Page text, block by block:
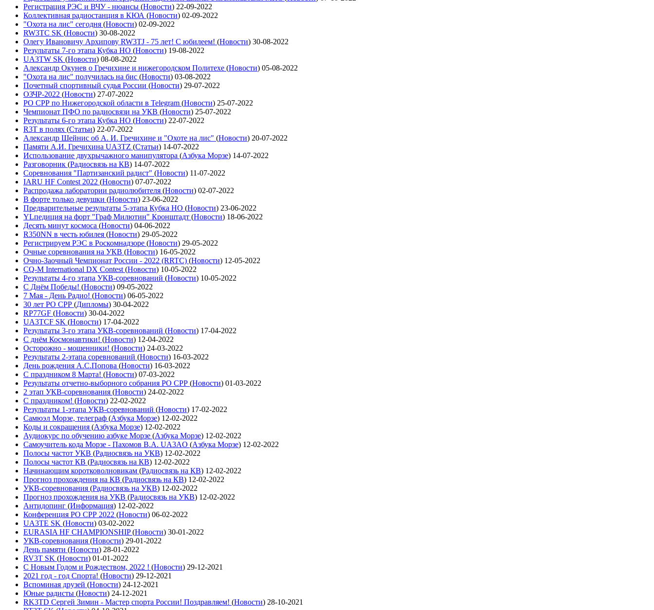
Регистрация РЭС и ВЧУ - нюансы (Новости) 22-09-2022
Коллективная радиостанция в КЮА (Новости) 02-09-2022
"Охота на лис" сегодня (Новости) 02-09-2022
RW3TC SK (Новости) 30-08-2022
Олегу Ивановичу Архипову RW3TJ - 75 лет! С юбилеем! (Новости) 30-08-2022
Результаты 7-го этапа Кубка НО (Новости) 19-08-2022
UA3TW SK (Новости) 08-08-2022
Александр Окунев о Гречихине и нижегородском Политехе (Новости) 05-08-2022
"Охота на лис" получилась на бис (Новости) 03-08-2022
Почетный спортивный судья России (Новости) 29-07-2022
ОЗЧР-2022 (Новости) 27-07-2022
РО СРР по Нижегородской области в Telegram (Новости) 25-07-2022
Чемпионат ПФО по радиосвязи на УКВ (Новости) 25-07-2022
Результаты 6-го этапа Кубка НО (Новости) 22-07-2022
R3T в полях (Статьи) 22-07-2022
Александр Шейнис об А. И. Гречихине и "Охоте на лис" (Новости) 20-07-2022
Памяти А.И. Гречихина UA3TZ (Статьи) 14-07-2022
Использование двухрычажного манипулятора (Азбука Морзе) 14-07-2022
Разговорник (Радиосвязь на КВ) 14-07-2022
Соревнования "Партизанский радист" (Новости) 11-07-2022
IARU HF Contest 2022 (Новости) 07-07-2022
Распродажа лаборатории радиолюбителя (Новости) 02-07-2022
В форте только девушки (Новости) 23-06-2022
Предварительные результаты 5-этапа Кубка НО (Новости) 23-06-2022
YLпедиция на форт "Граф Милютин" Кронштадт (Новости) 18-06-2022
Десять минут космоса (Новости) 04-06-2022
R350NN в честь юбилея (Новости) 29-05-2022
Регистрируем РЭС в Роскомнадзоре (Новости) 29-05-2022
Очные соревнования на УКВ (Новости) 16-05-2022
Очно-Заочный Чемпионат России - 2022 (RRTC) (Новости) 12-05-2022
CQ-M International DX Contest (Новости) 10-05-2022
Результаты 4-го этапа УКВ-соревнований (Новости) 10-05-2022
С Днём Победы! (Новости) 09-05-2022
7 Мая - День Радио! (Новости) 06-05-2022
30 лет РО СРР (Дипломы) 30-04-2022
RP77GF (Новости) 30-04-2022
UA3TCF SK (Новости) 17-04-2022
Результаты 3-го этапа УКВ-соревнований (Новости) 17-04-2022
С днём Космонавтики! (Новости) 12-04-2022
Осторожно - мошенники! (Новости) 24-03-2022
Результаты 2-этапа соревнований (Новости) 16-03-2022
День рождения А.С.Попова (Новости) 16-03-2022
С праздником 8 Марта! (Новости) 07-03-2022
Результаты отчетно-выборного собрания РО СРР (Новости) 01-03-2022
2 этап УКВ-соревнования (Новости) 24-02-2022
С праздником! (Новости) 22-02-2022
Результаты 1-этапа УКВ-соревнований (Новости) 17-02-2022
Самюэл Морзе, телеграф (Азбука Морзе) 12-02-2022
Коды и сокращения (Азбука Морзе) 12-02-2022
Аудиокурс по обучению азбуке Морзе (Азбука Морзе) 12-02-2022
Самоучитель кода Морзе - Пахомов В.А. UA3AO (Азбука Морзе) 12-02-2022
Полосы частот УКВ (Радиосвязь на УКВ) 12-02-2022
Полосы частот КВ (Радиосвязь на КВ) 12-02-2022
Начинающим коротковолновикам (Радиосвязь на КВ) 12-02-2022
Прогноз прохождения на КВ (Радиосвязь на КВ) 12-02-2022
УКВ-соревнования (Радиосвязь на УКВ) 12-02-2022
Прогноз прохождения на УКВ (Радиосвязь на УКВ) 12-02-2022
Антидопинг (Информация) 12-02-2022
Конференция РО СРР 2022 (Новости) 06-02-2022
UA3TE SK (Новости) 03-02-2022
EURASIA HF CHAMPIONSHIP(Новости) 30-01-2022
УКВ-соревнования (Новости) 29-01-2022
День памяти (Новости) 28-01-2022
RV3T SK (Новости) 01-01-2022
С Новым Годом и Рождеством, 2022 ! (Новости) 29-12-2021
2021 год - год Cпорта! (Новости) 29-12-2021
Вспоминая друзей (Новости) 24-12-2021
Юные радисты (Новости) 24-12-2021
RK3TD Сергей Зимин - Мастер спорта России! Поздравляем! (Новости) 28-10-2021